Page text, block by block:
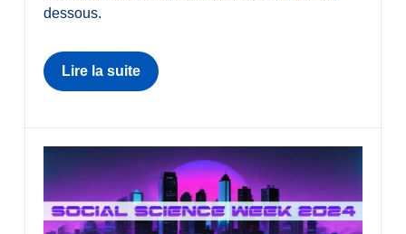
dessous.
Lire la suite